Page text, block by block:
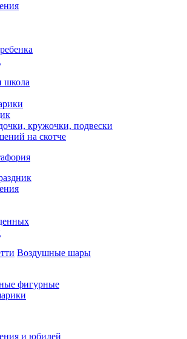
школа
кружочки, подвески
на скотче
Воздушные шары
фигурные
и юбилей